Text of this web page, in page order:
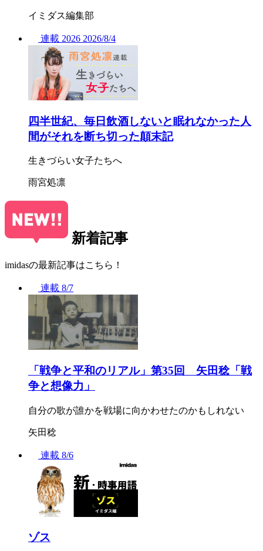
イミダス編集部
連載 2026 2026/8/4
四半世紀、毎日飲酒しないと眠れなかった人
間がそれを断ち切った顛末記
生きづらい女子たちへ
雨宮処凛
新着記事
imidasの最新記事はこちら！
連載 8/7
「戦争と平和のリアル」第35回 矢田稔「戦
争と想像力」
自分の歌が誰かを戦場に向かわせたのかもしれない
矢田稔
連載 8/6
ゾス